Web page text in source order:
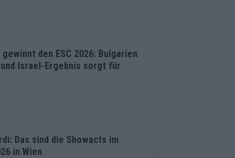
gewinnt den ESC 2026: Bulgarien
Israel-Ergebnis sorgt für
Das sind die Showacts im
in Wien